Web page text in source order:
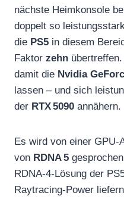
nächste Heimkonsole
doppelt so
die PS5 in diesem
Faktor zehn
damit die Nvidia
lassen – und sich
der RTX 5090 annähern.
Es wird von einer GPU-
von RDNA 5
RDNA‑4-Lösung der
Raytracing-Power